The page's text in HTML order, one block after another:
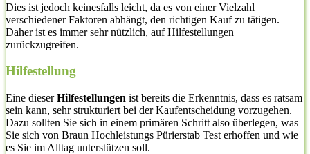
Dies ist jedoch keinesfalls leicht, da es von einer Vielzahl
verschiedener Faktoren abhängt, den richtigen Kauf zu tätigen.
Daher ist es immer sehr nützlich, auf Hilfestellungen
zurückzugreifen.
Hilfestellung
Eine dieserHilfestellungen ist bereits die Erkenntnis, dass es ratsam
sein kann, sehr strukturiert bei der Kaufentscheidung vorzugehen.
Dazu sollten Sie sich in einem primären Schritt also überlegen, was
Sie sich von Braun Hochleistungs Pürierstab Test erhoffen und wie
es Sie im Alltag unterstützen soll.